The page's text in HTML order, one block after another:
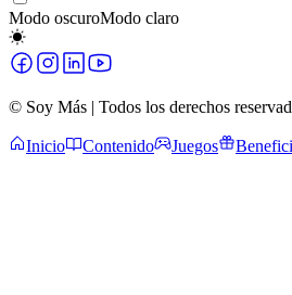
Modo oscuroModo claro
© Soy Más | Todos los derechos
Inicio Contenido Juegos